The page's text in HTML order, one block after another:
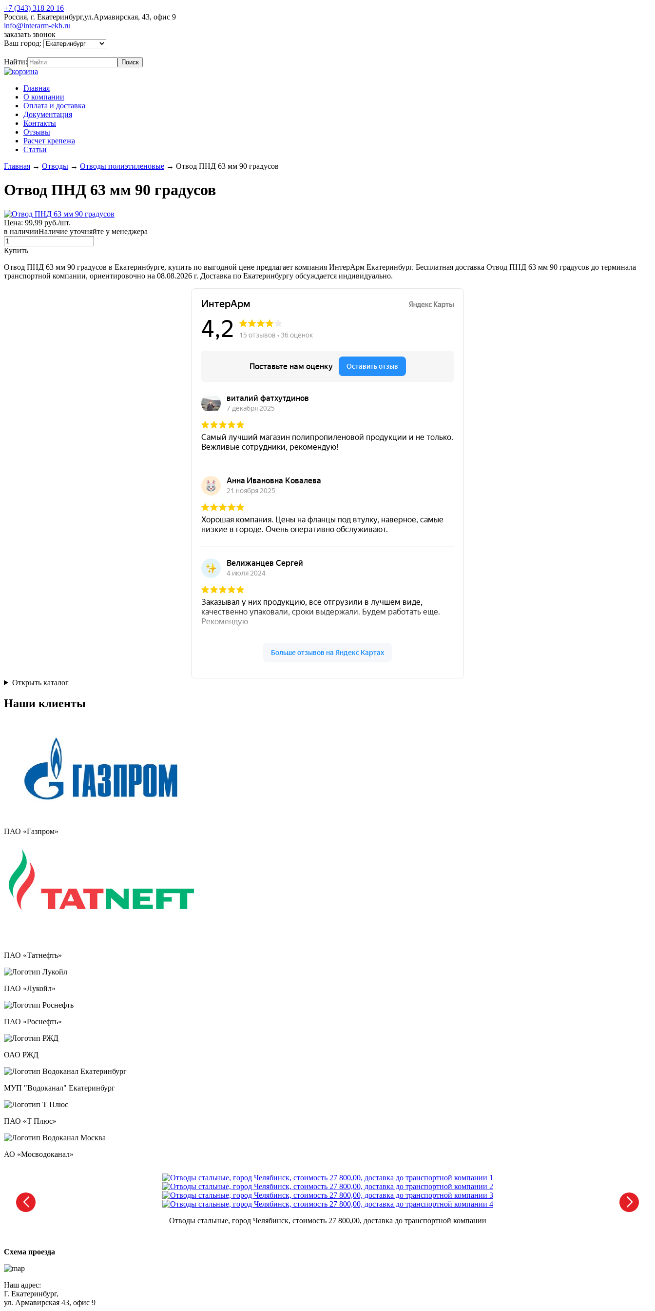
+7 (343) 318 20 16
Россия, г. Екатеринбург,ул.Армавирская, 43, офис 9
info@interarm-ekb.ru
заказать звонок
Ваш город:
Найти:
Главная
О компании
Оплата и доставка
Документация
Контакты
Отзывы
Расчет крепежа
Статьи
Главная → Отводы → Отводы полиэтиленовые → Отвод ПНД 63 мм 90 градусов
Отвод ПНД 63 мм 90 градусов
Цена: 99,99 руб./шт.
в наличииНаличие уточняйте у менеджера
Купить
Отвод ПНД 63 мм 90 градусов в Екатеринбурге, купить по выгодной цене предлагает компания ИнтерАрм Екатеринбург. Бесплатная доставка Отвод ПНД 63 мм 90 градусов до терминала
транспортной компании, ориентировочно на 08.08.2026 г. Доставка по Екатеринбургу обсуждается индивидуально.
Открыть каталог
Наши клиенты
ПАО «Газпром»
ПАО «Татнефть»
ПАО «Лукойл»
ПАО «Роснефть»
ОАО РЖД
МУП "Водоканал" Екатеринбург
ПАО «Т Плюс»
АО «Мосводоканал»
Отводы стальные, город Челябинск, стоимость 27 800,00, доставка до транспортной компании
Схема проезда
Наш адрес:
Г. Екатеринбург,
ул. Армавирская 43, офис 9